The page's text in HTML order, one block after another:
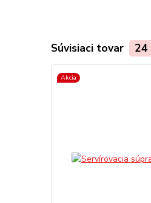
Súvisiaci tovar 24
Akcia